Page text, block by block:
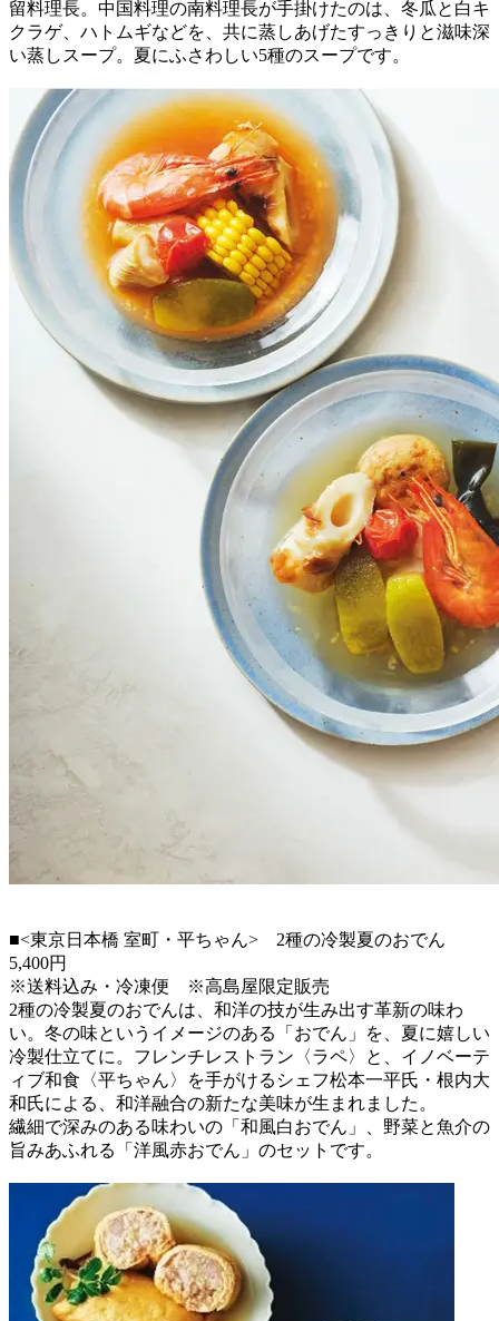
留料理長。中国料理の南料理長が手掛けたのは、冬瓜と白キ
クラゲ、ハトムギなどを、共に蒸しあげたすっきりと滋味深
い蒸しスープ。夏にふさわしい5種のスープです。
■<東京日本橋 室町・平ちゃん> 2種の冷製夏のおでん
5,400円
※送料込み・冷凍便 ※高島屋限定販売
2種の冷製夏のおでんは、和洋の技が生み出す革新の味わ
い。冬の味というイメージのある「おでん」を、夏に嬉しい
冷製仕立てに。フレンチレストラン〈ラペ〉と、イノベーテ
ィブ和食〈平ちゃん〉を手がけるシェフ松本一平氏・根内大
和氏による、和洋融合の新たな美味が生まれました。
繊細で深みのある味わいの「和風白おでん」、野菜と魚介の
旨みあふれる「洋風赤おでん」のセットです。